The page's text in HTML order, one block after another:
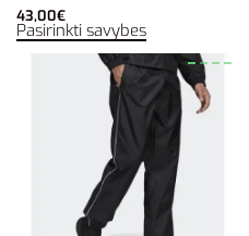
43,00€
Pasirinkti savybes